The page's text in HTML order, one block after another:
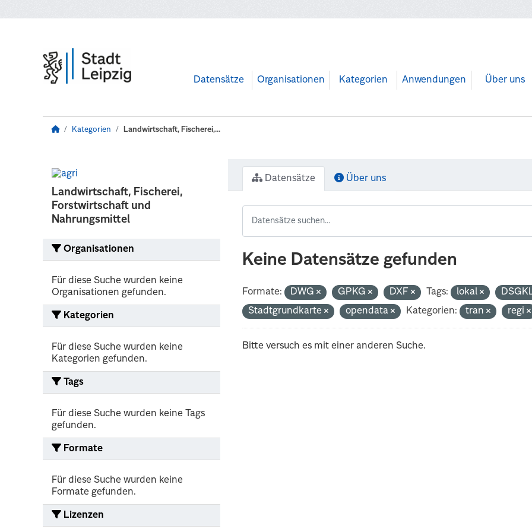
Datensätze Organisationen Kategorien Anwendungen Über uns
Kategorien Landwirtschaft, Fischerei,...
Landwirtschaft, Fischerei,
Forstwirtschaft und
Nahrungsmittel
Organisationen
Für diese Suche wurden keine
Organisationen gefunden.
Kategorien
Für diese Suche wurden keine
Kategorien gefunden.
Tags
Für diese Suche wurden keine Tags
gefunden.
Formate
Für diese Suche wurden keine
Formate gefunden.
Lizenzen
Datensätze Über uns
Keine Datensätze gefunden
Formate: DWG GPKG DXF Tags: lokal
Stadtgrundkarte
opendata Kategorien: tran regi
Bitte versuch es mit einer anderen Suche.